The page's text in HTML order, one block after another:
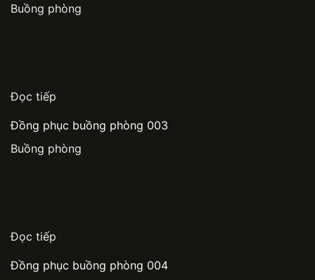
Buồng phòng
Đọc tiếp
Đồng phục buồng phòng 003
Buồng phòng
Đọc tiếp
Đồng phục buồng phòng 004